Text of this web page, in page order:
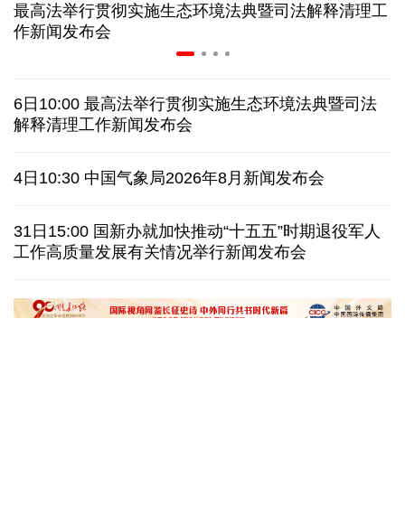
31省份上半年外贸成绩单出炉 见证产业提质跃迁
俄黑客称获取北约直接参与袭击俄领土的书面证据
美国上诉法院维持对白宫宴会厅改造项目的暂停令
西班牙要求意大利取消针对性旅客边检 意:不会撤销
最高法举行贯彻实施生态环境法典暨司法解释清理工
作新闻发布会
6日10:00 最高法举行贯彻实施生态环境法典暨司法
解释清理工作新闻发布会
4日10:30 中国气象局2026年8月新闻发布会
31日15:00 国新办就加快推动“十五五”时期退役军人
工作高质量发展有关情况举行新闻发布会